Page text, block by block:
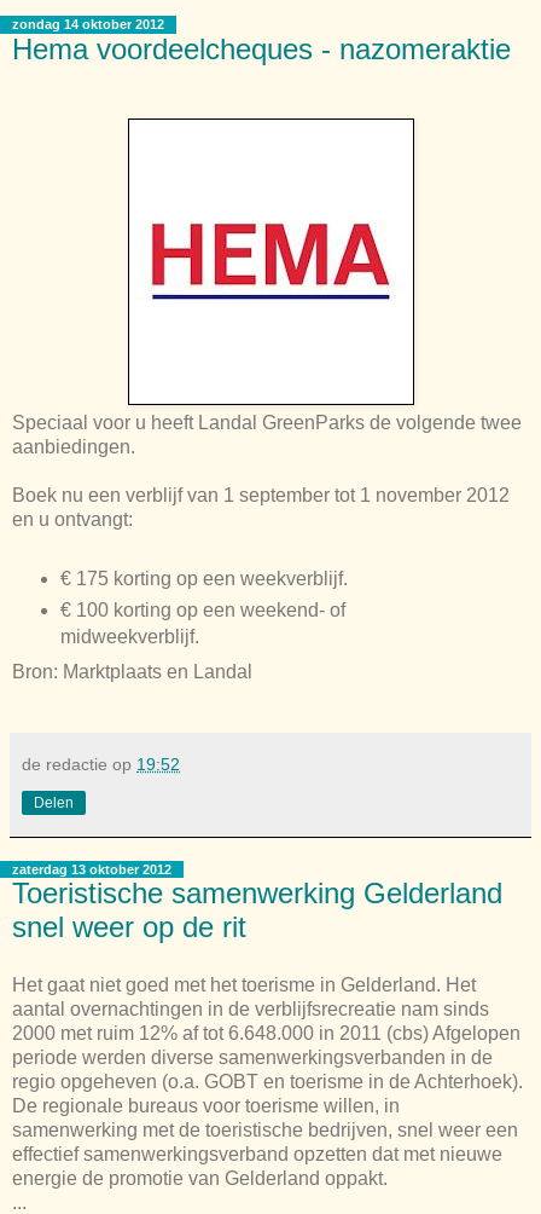
zondag 14 oktober 2012
Hema voordeelcheques - nazomeraktie
Speciaal voor u heeft Landal GreenParks de volgende twee
aanbiedingen.
Boek nu een verblijf van 1 september tot 1 november 2012
en u ontvangt:
€ 175 korting op een weekverblijf.
€ 100 korting op een weekend- of
midweekverblijf.
Bron: Marktplaats en Landal
de redactie op 19:52
Delen
zaterdag 13 oktober 2012
Toeristische samenwerking Gelderland
snel weer op de rit
Het gaat niet goed met het toerisme in Gelderland. Het
aantal overnachtingen in de verblijfsrecreatie nam sinds
2000 met ruim 12% af tot 6.648.000 in 2011 (cbs) Afgelopen
periode werden diverse samenwerkingsverbanden in de
regio opgeheven (o.a. GOBT en toerisme in de Achterhoek).
De regionale bureaus voor toerisme willen, in
samenwerking met de toeristische bedrijven, snel weer een
effectief samenwerkingsverband opzetten dat met nieuwe
energie de promotie van Gelderland oppakt.
...